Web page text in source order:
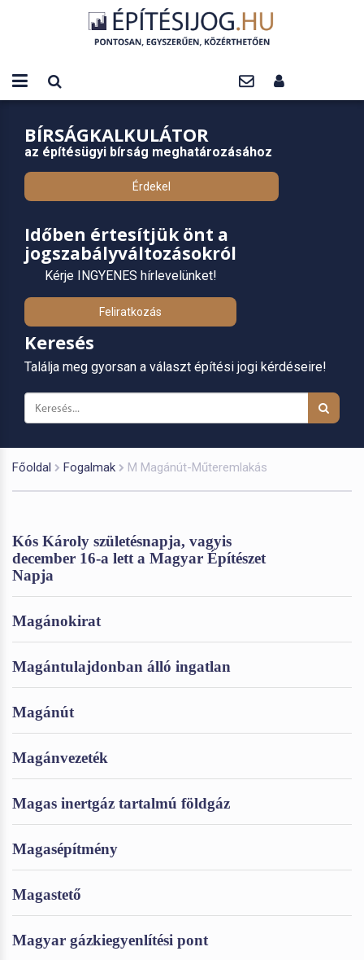
BÍRSÁGKALKULÁTOR
az építésügyi bírság meghatározásához
Érdekel
Időben értesítjük önt a
jogszabályváltozásokról
Kérje INGYENES hírlevelünket!
Feliratkozás
Keresés
Találja meg gyorsan a választ építési jogi kérdéseire!
Főoldal Fogalmak M Magánút-Műteremlakás
Kós Károly születésnapja, vagyis
december 16-a lett a Magyar Építészet
Napja
Magánokirat
Magántulajdonban álló ingatlan
Magánút
Magánvezeték
Magas inertgáz tartalmú földgáz
Magasépítmény
Magastető
Magyar gázkiegyenlítési pont